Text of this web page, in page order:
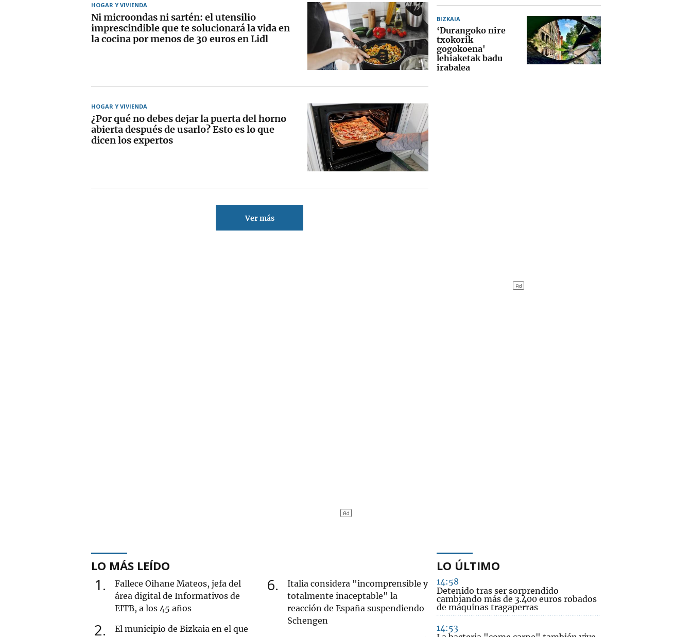
HOGAR Y VIVIENDA
Ni microondas ni sartén: el utensilio
imprescindible que te solucionará la vida en
la cocina por menos de 30 euros en Lidl
HOGAR Y VIVIENDA
¿Por qué no debes dejar la puerta del horno
abierta después de usarlo? Esto es lo que
dicen los expertos
Ver más
BIZKAIA
‘Durangoko nire
txokorik
gogokoena'
lehiaketak badu
irabalea
LO MÁS LEÍDO
1
Fallece Oihane Mateos, jefa del
área digital de Informativos de
EITB, a los 45 años
2
El municipio de Bizkaia en el que
6
Italia considera "incomprensible y
totalmente inaceptable" la
reacción de España suspendiendo
Schengen
LO ÚLTIMO
14:58
Detenido tras ser sorprendido
cambiando más de 3.400 euros robados
de máquinas tragaperras
14:53